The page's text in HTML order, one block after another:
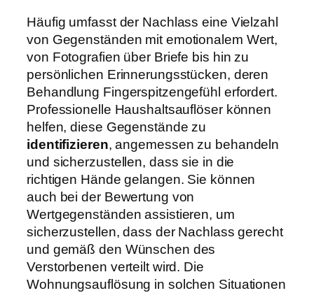
Häufig umfasst der Nachlass eine Vielzahl
von Gegenständen mit emotionalem Wert,
von Fotografien über Briefe bis hin zu
persönlichen Erinnerungsstücken, deren
Behandlung Fingerspitzengefühl erfordert.
Professionelle Haushaltsauflöser können
helfen, diese Gegenstände zu
identifizieren, angemessen zu behandeln
und sicherzustellen, dass sie in die
richtigen Hände gelangen. Sie können
auch bei der Bewertung von
Wertgegenständen assistieren, um
sicherzustellen, dass der Nachlass gerecht
und gemäß den Wünschen des
Verstorbenen verteilt wird. Die
Wohnungsauflösung in solchen Situationen